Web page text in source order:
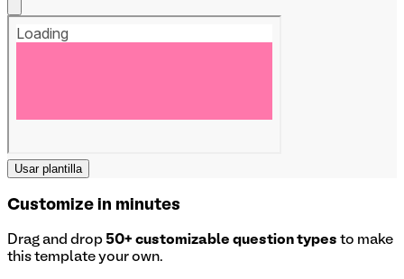
Usar plantilla
Customize in minutes
Drag and drop 50+ customizable question types to make
this template your own.